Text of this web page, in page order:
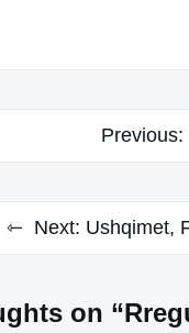
Previous:
Next: Ushqimet,
on